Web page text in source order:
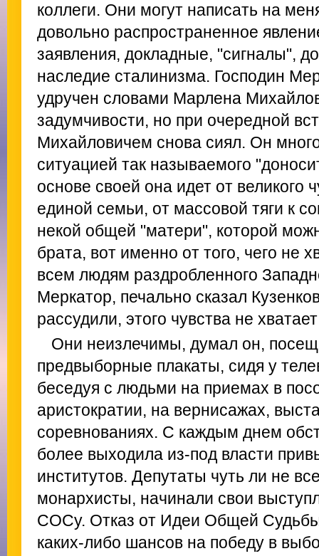
коллеги. Они могут написать на
довольно распространенное
заявления, докладные, "сигналы",
наследие сталинизма. Господин
удручен словами Марлена
задумчивости, но при очередной
Михайловичем снова сиял. Он
ситуацией так называемого
основе своей она идет от великого
единой семьи, от массовой тяги к
некой общей "матери", которой
брата, вот именно от того, чего не
всем людям раздробленного
Меркатор, печально сказал
рассудили, этого чувства не
Они неизлечимы, думал он,
предвыборные плакаты, сидя у
беседуя с людьми на приемах в
аристократии, на вернисажах,
соревнованиях. С каждым днем
более выходила из-под власти
институтов. Депутаты чуть ли не
монархисты, начинали свои
СОСу. Отказ от Идеи Общей
каких-либо шансов на победу в